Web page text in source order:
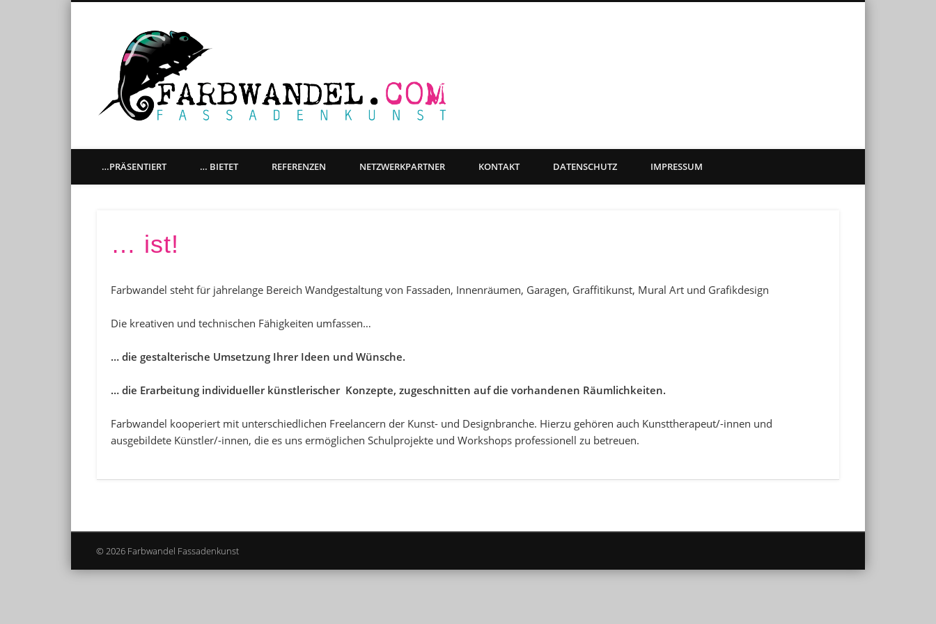
künstlerische Gestaltung aller Oberflächen, Graffitiaufträge Objektgestaltung, Beschriftung & Grafikdesign
…PRÄSENTIERT … BIETET REFERENZEN NETZWERKPARTNER KONTAKT DATENSCHUTZ IMPRESSUM
… ist!
Farbwandel steht für jahrelange Bereich Wandgestaltung von Fassaden, Innenräumen, Garagen, Graffitikunst, Mural Art und Grafikdesign
Die kreativen und technischen Fähigkeiten umfassen…
… die gestalterische Umsetzung Ihrer Ideen und Wünsche.
… die Erarbeitung individueller künstlerischer Konzepte, zugeschnitten auf die vorhandenen Räumlichkeiten.
Farbwandel kooperiert mit unterschiedlichen Freelancern der Kunst- und Designbranche. Hierzu gehören auch Kunsttherapeut/-innen und
ausgebildete Künstler/-innen, die es uns ermöglichen Schulprojekte und Workshops professionell zu betreuen.
© 2026 Farbwandel Fassadenkunst